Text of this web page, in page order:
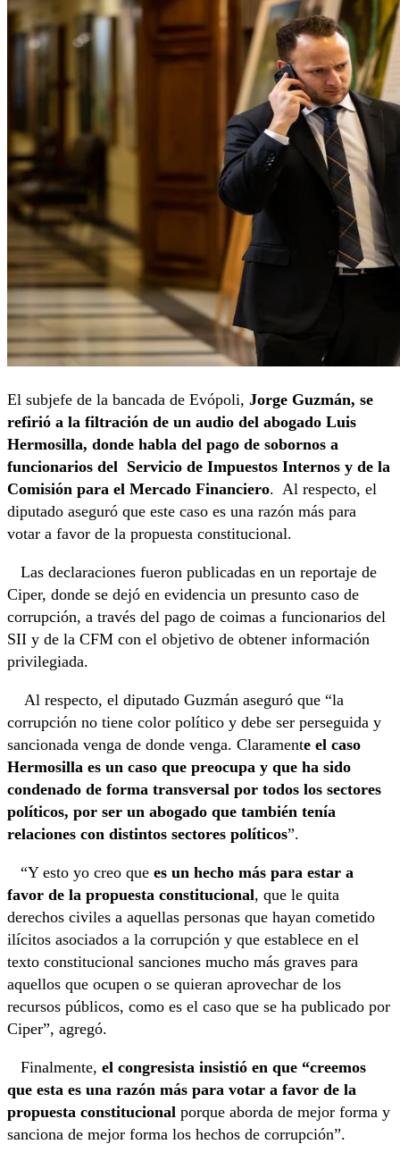
El subjefe de la bancada de Evópoli, Jorge Guzmán, se
refirió a la filtración de un audio del abogado Luis
Hermosilla, donde habla del pago de sobornos a
funcionarios del Servicio de Impuestos Internos y de la
Comisión para el Mercado Financiero. Al respecto, el
diputado aseguró que este caso es una razón más para
votar a favor de la propuesta constitucional.
Las declaraciones fueron publicadas en un reportaje de
Ciper, donde se dejó en evidencia un presunto caso de
corrupción, a través del pago de coimas a funcionarios del
SII y de la CFM con el objetivo de obtener información
privilegiada.
Al respecto, el diputado Guzmán aseguró que “la
corrupción no tiene color político y debe ser perseguida y
sancionada venga de donde venga. Claramente el caso
Hermosilla es un caso que preocupa y que ha sido
condenado de forma transversal por todos los sectores
políticos, por ser un abogado que también tenía
relaciones con distintos sectores políticos”.
“Y esto yo creo que es un hecho más para estar a
favor de la propuesta constitucional, que le quita
derechos civiles a aquellas personas que hayan cometido
ilícitos asociados a la corrupción y que establece en el
texto constitucional sanciones mucho más graves para
aquellos que ocupen o se quieran aprovechar de los
recursos públicos, como es el caso que se ha publicado por
Ciper”, agregó.
Finalmente, el congresista insistió en que “creemos
que esta es una razón más para votar a favor de la
propuesta constitucional porque aborda de mejor forma y
sanciona de mejor forma los hechos de corrupción”.